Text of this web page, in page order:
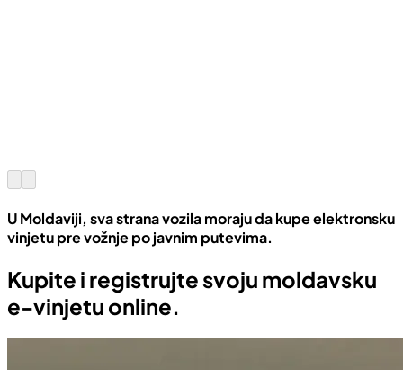
U Moldaviji, sva strana vozila moraju da kupe elektronsku
vinjetu pre vožnje po javnim putevima.
Kupite i registrujte svoju moldavsku
e-vinjetu online.